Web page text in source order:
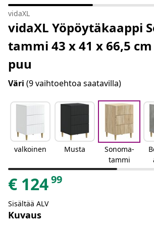
vidaXL
vidaXL Yöpöytäkaappi
tammi 43 x 41 x 66,5
puu
Väri (9 vaihtoehtoa saatavilla)
valkoinen Musta
Sonoma-
tammi
€ 12499
Sisältää ALV
Kuvaus